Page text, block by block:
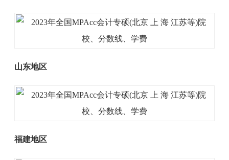
山东地区
福建地区